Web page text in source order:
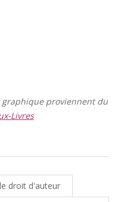
graphique proviennent du
Livres
droit d'auteur